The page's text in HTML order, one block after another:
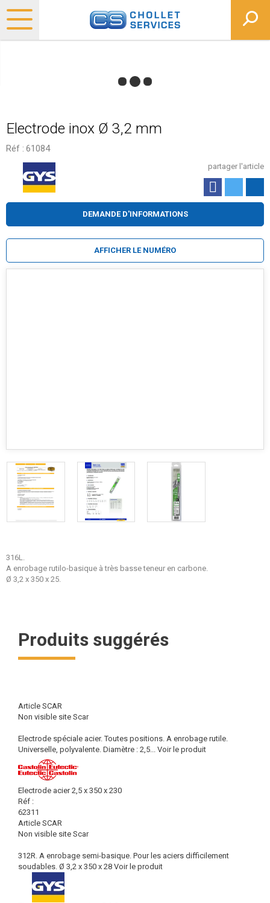
Electrode inox Ø 3,2 mm
Réf : 61084
partager l'article
316L.
A enrobage rutilo-basique à très basse teneur en carbone.
Ø 3,2 x 350 x 25.
DEMANDE D'INFORMATIONS
AFFICHER LE NUMÉRO
Produits suggérés
Article SCAR
Non visible site Scar
Electrode spéciale acier. Toutes positions. A enrobage rutile.
Universelle, polyvalente. Diamètre : 2,5... Voir le produit
Electrode acier 2,5 x 350 x 230
Réf :
62311
Article SCAR
Non visible site Scar
312R. A enrobage semi-basique. Pour les aciers difficilement
soudables. Ø 3,2 x 350 x 28 Voir le produit